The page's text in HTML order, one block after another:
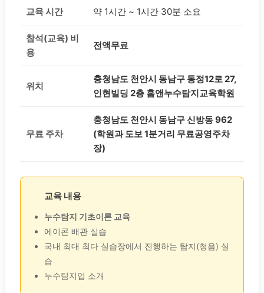
교육 시간 약 1시간 ~ 1시간 30분 소요
참석(교육) 비
용
전액무료
위치
충청남도 천안시 동남구 통정12로 27,
인현빌딩 2층 홈앤누수탐지교육학원
무료 주차
충청남도 천안시 동남구 신방동 962
(학원과 도보 1분거리 무료공영주차
장)
교육 내용
누수탐지 기초이론 교육
에이콘 배관 실습
국내 최대 최다 실습장에서 진행하는 탐지(청음) 실
습
누수탐지업 소개